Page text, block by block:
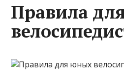
Правила